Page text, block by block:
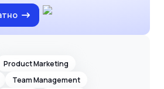
Product Marketing
Team Management